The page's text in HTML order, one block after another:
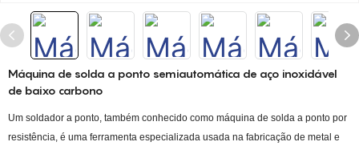
Máquina de solda a ponto semiautomática de aço inoxidável
de baixo carbono
Um soldador a ponto, também conhecido como máquina de solda a ponto por
resistência, é uma ferramenta especializada usada na fabricação de metal e